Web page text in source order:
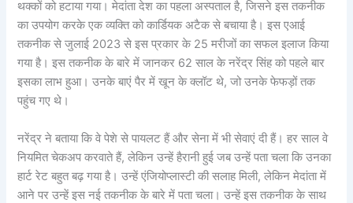
थक्कों को हटाया गया। मेदांता देश का पहला अस्पताल है, जिसने इस तकनीक
का उपयोग करके एक व्यक्ति को कार्डियक अटैक से बचाया है। इस एआई
तकनीक से जुलाई 2023 से इस प्रकार के 25 मरीजों का सफल इलाज किया
गया है। इस तकनीक के बारे में जानकर 62 साल के नरेंद्र सिंह को पहले बार
इसका लाभ हुआ। उनके बाएं पैर में खून के क्लॉट थे, जो उनके फेफड़ों तक
पहुंच गए थे।
नरेंद्र ने बताया कि वे पेशे से पायलट हैं और सेना में भी सेवाएं दी हैं। हर साल वे
नियमित चेकअप करवाते हैं, लेकिन उन्हें हैरानी हुई जब उन्हें पता चला कि उनका
हार्ट रेट बहुत बढ़ गया है। उन्हें एंजियोप्लास्टी की सलाह मिली, लेकिन मेदांता में
आने पर उन्हें इस नई तकनीक के बारे में पता चला। उन्हें इस तकनीक के साथ